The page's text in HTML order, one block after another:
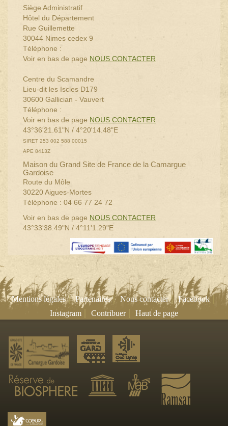
Siège Administratif
Hôtel du Département
Rue Guillemette
30044 Nimes cedex 9
Téléphone :
Voir en bas de page NOUS CONTACTER
Centre du Scamandre
Lieu-dit les Iscles D179
30600 Gallician - Vauvert
Téléphone :
Voir en bas de page NOUS CONTACTER
43°36'21.61"N / 4°20'14.48"E
SIRET 253 002 588 00015
APE 8413Z
Maison du Grand Site de France de la Camargue
Gardoise
Route du Môle
30220 Aigues-Mortes
Téléphone : 04 66 77 24 72
Voir en bas de page NOUS CONTACTER
43°33'38.49"N / 4°11'1.29"E
Mentions légales|Partenaires|Nous contacter|Facebook|
Instagram Contribuer| Haut de page